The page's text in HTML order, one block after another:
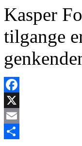
Kasper
tilgange
Facebook
X
Email